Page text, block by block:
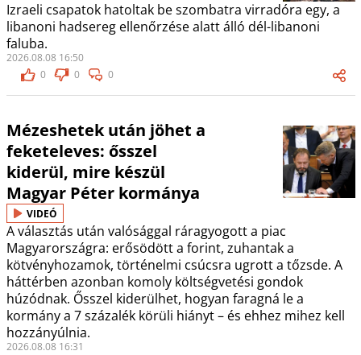
Izraeli csapatok hatoltak be szombatra virradóra egy, a
libanoni hadsereg ellenőrzése alatt álló dél-libanoni
faluba.
2026.08.08 16:50
0
0 0
Mézeshetek után jöhet a
feketeleves: ősszel
kiderül, mire készül
Magyar Péter kormánya
VIDEÓ
A választás után valósággal ráragyogott a piac
Magyarországra: erősödött a forint, zuhantak a
kötvényhozamok, történelmi csúcsra ugrott a tőzsde. A
háttérben azonban komoly költségvetési gondok
húzódnak. Ősszel kiderülhet, hogyan faragná le a
kormány a 7 százalék körüli hiányt – és ehhez mihez kell
hozzányúlnia.
2026.08.08 16:31